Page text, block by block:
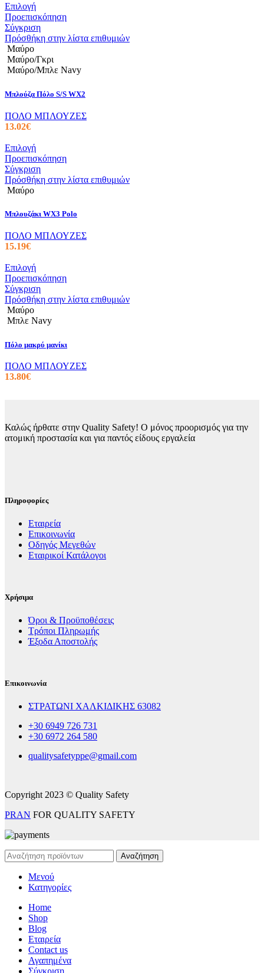
του
προϊόντος
ΕπιλογήΑυτό
το
προϊόν
έχει
παραλλαγές.
Οι
μπορούν
να
επιλεγούν
στη
προϊόντος
Προεπισκόπηση
Σύγκριση
Πρόσθήκη στην λίστα επιθυμιών
Μαύρο
Μαύρο/Γκρι
Μαύρο/Μπλε Navy
Μπλούζα Πόλο S/S WX2
ΠΟΛΟ ΜΠΛΟΥΖΕΣ
13.02€
ΕπιλογήΑυτό
το
προϊόν
έχει
Οι
μπορούν
να
σελίδα
του
προϊόντος
Προεπισκόπηση
Σύγκριση
Πρόσθήκη στην λίστα επιθυμιών
Μαύρο
Μπλουζάκι WX3 Polo
ΠΟΛΟ ΜΠΛΟΥΖΕΣ
15.19€
ΕπιλογήΑυτό
το
προϊόν
έχει
παραλλαγές.
επιλογές
μπορούν
να
επιλεγούν
Προεπισκόπηση
Σύγκριση
Πρόσθήκη στην λίστα επιθυμιών
Μαύρο
Μπλε Navy
Πόλο μακρύ μανίκι
ΠΟΛΟ ΜΠΛΟΥΖΕΣ
13.80€
Καλώς ήρθατε στην Quality Safety! Ο μόνος προορισμός για την
ατομική προστασία και για παντός είδους εργαλεία
Πληροφορίες
Εταιρεία
Επικοινωνία
Οδηγός Μεγεθών
Εταιρικοί Κατάλογοι
Χρήσιμα
Όροι & Προϋποθέσεις
Τρόποι Πληρωμής
Έξοδα Αποστολής
Επικοινωνία
ΣΤΡΑΤΩΝΙ ΧΑΛΚΙΔΙΚΗΣ 63082
+30 6949 726 731
+30 6972 264 580
qualitysafetyppe@gmail.com
Copyright 2023 © Quality Safety
PRAN FOR QUALITY SAFETY
Αναζήτηση
Μενού
Κατηγορίες
Home
Shop
Blog
Εταιρεία
Contact us
Αγαπημένα